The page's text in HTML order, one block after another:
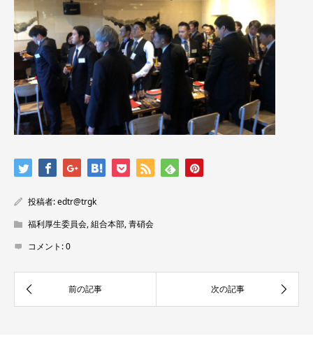
投稿者:edtr@trgk
福利厚生委員会,組合本部,青硝会
コメント:0